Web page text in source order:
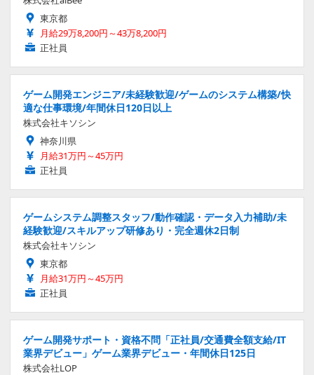
東京都
月給29万8,200円～43万8,200円
正社員
ゲーム開発エンジニア/未経験歓迎/ゲームのシステム構築/快
適な仕事環境/年間休日120日以上
株式会社キソシン
神奈川県
月給31万円～45万円
正社員
ゲームシステム調整スタッフ/動作確認・データ入力補助/未
経験歓迎/スキルアップ研修あり・完全週休2日制
株式会社キソシン
東京都
月給31万円～45万円
正社員
ゲーム開発サポート・資格不問「正社員/交通費全額支給/IT
業界デビュー」ゲーム業界デビュー・年間休日125日
株式会社LOP